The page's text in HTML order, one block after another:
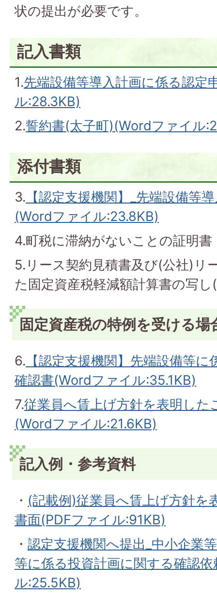
状の提出が必要です。
記入書類
1.先端設備等導入計画に係る認定
ル:28.3KB)
2.誓約書(太子町)(Wordファイル
添付書類
3. 【認定支援機関】_先端設備等
(Wordファイル:23.8KB)
4.町税に滞納がないことの証明書
5.リース契約見積書及び(公社)リ
た固定資産税軽減額計算書の写
固定資産税の特例を受ける場
6. 【認定支援機関】先端設備等
確認書(Wordファイル:35.1KB)
7.従業員へ賃上げ方針を表明した
(Wordファイル:21.6KB)
記入例・参考資料
・ (記載例)従業員へ賃上げ方針を
書面(PDFファイル:91KB)
・ 認定支援機関へ提出_中小企業
等に係る投資計画に関する確認
ル:25.5KB)